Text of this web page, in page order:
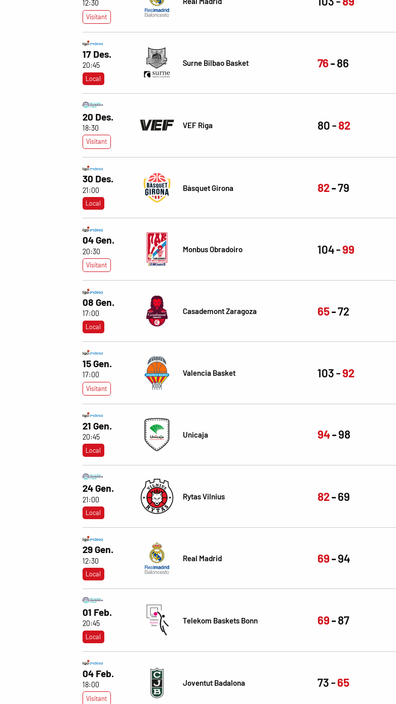
12:30
Visitant
17 Des.
20:45
Local
Surne Bilbao Basket 76 86
20 Des.
18:30
Visitant
VEF Riga 80 82
30 Des.
21:00
Local
Bàsquet Girona 82 79
04 Gen.
20:30
Visitant
Monbus Obradoiro 104 99
08 Gen.
17:00
Local
Casademont Zaragoza 65 72
15 Gen.
17:00
Visitant
Valencia Basket 103 92
21 Gen.
20:45
Local
Unicaja 94 98
24 Gen.
21:00
Local
Rytas Vilnius 82 69
29 Gen.
12:30
Local
Real Madrid 69 94
01 Feb.
20:45
Local
Telekom Baskets Bonn 69 87
04 Feb.
18:00
Visitant
Joventut Badalona 73 65